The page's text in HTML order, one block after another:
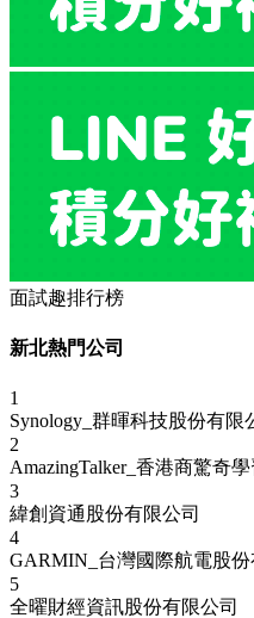
面試趣排行榜
新北熱門公司
1
Synology_群暉科技股份有限
2
AmazingTalker_香港商驚奇
3
緯創資通股份有限公司
4
GARMIN_台灣國際航電股份
5
全曜財經資訊股份有限公司